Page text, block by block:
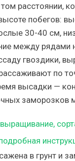
расстоянии,
побегов:
30-40 см,
между рядами
гвоздики,
по
высадки —
заморозков
в грунт и